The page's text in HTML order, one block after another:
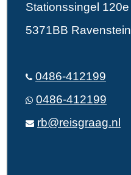
Stationssingel 120e
5371BB Ravenstein
0486-412199
0486-412199
rb@reisgraag.nl